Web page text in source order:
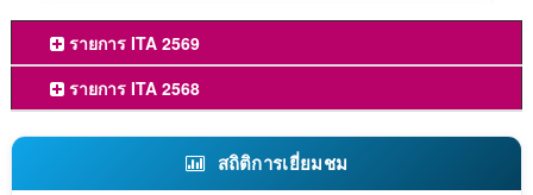
รายการ ITA 2569
รายการ ITA 2568
สถิติการเยี่ยมชม